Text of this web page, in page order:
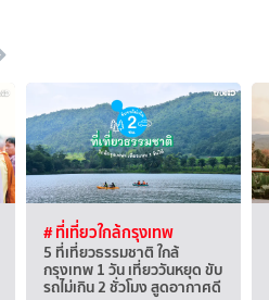
# ที่เที่ยวใกล้กรุงเทพ
5 ที่เที่ยวธรรมชาติ ใกล้
กรุงเทพ 1 วัน เที่ยววันหยุด ขับ
รถไม่เกิน 2 ชั่วโมง สูดอากาศดี